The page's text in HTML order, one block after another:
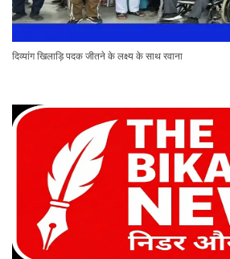
दिव्यांग खिलाड़ि पदक जीतने के लक्ष्य के साथ रवाना